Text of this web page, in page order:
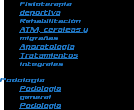
Fisioterapia
deportiva
Rehabilitación
ATM, cefaleas y
migrañas
Aparatología
Tratamientos
integrales
Podología
general
Podología